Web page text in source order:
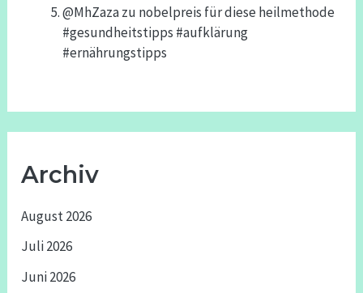
@MhZazazu nobelpreis für diese heilmethode
#gesundheitstipps #aufklärung
#ernährungstipps
Archiv
August 2026
Juli 2026
Juni 2026